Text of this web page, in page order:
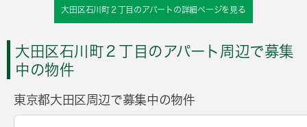
大田区石川町２丁目のアパートの詳細ページを見る
大田区石川町２丁目のアパート周辺で募集
中の物件
東京都大田区周辺で募集中の物件